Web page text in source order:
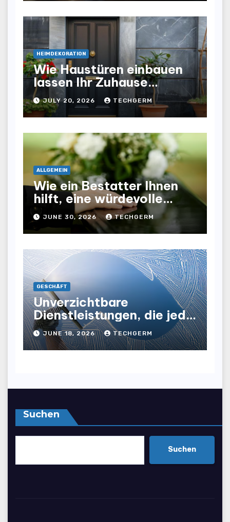
HEIMDEKORATION
Wie Haustüren einbauen
lassen Ihr Zuhause
optisch und funktional
aufwertet
JULY 20, 2026 TECHGERM
ALLGEMEIN
Wie ein Bestatter Ihnen
hilft, eine würdevolle
Abschiednahme für Ihre
Liebsten zu gestalten
JUNE 30, 2026 TECHGERM
GESCHÄFT
Unverzichtbare
Dienstleistungen, die jede
Gewerbeimmobilie
benötigt, um ihre Effizienz
und Attraktivität zu
JUNE 18, 2026 TECHGERM
Suchen
Suchen